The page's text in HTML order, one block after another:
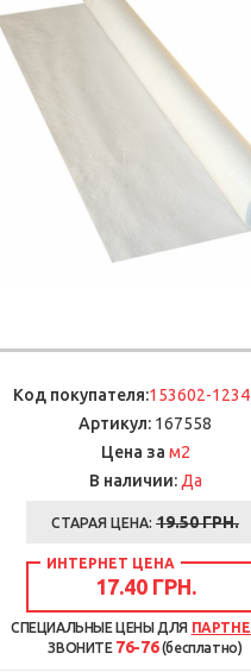
Код покупателя:153602-
Артикул: 167558
Цена за м2
В наличии: Да
СТАРАЯ ЦЕНА: 19.50ГРН.
ИНТЕРНЕТ ЦЕНА
17.40 ГРН.
СПЕЦИАЛЬНЫЕ ЦЕНЫ ДЛЯ
ЗВОНИТЕ 76-76(бесплатно)